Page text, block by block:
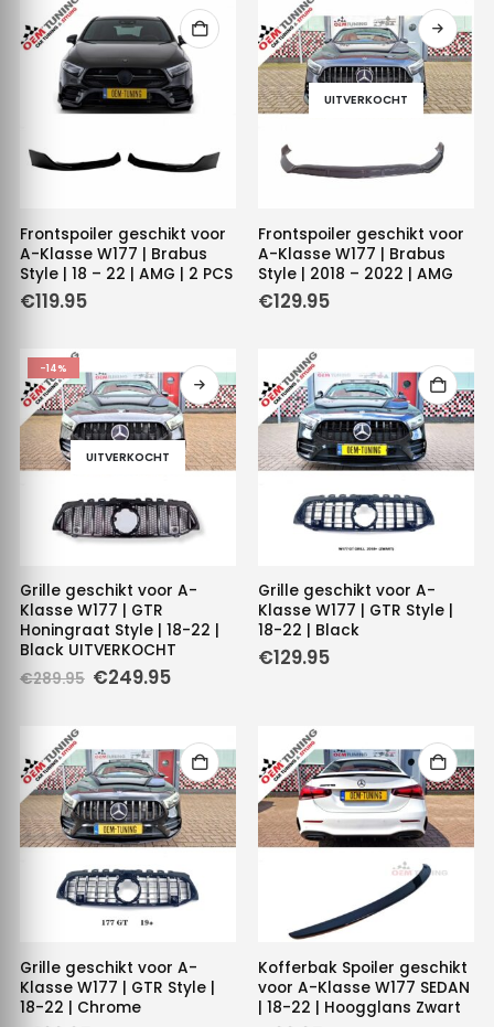
Frontspoiler geschikt voor
A-Klasse W177 | Brabus
Style | 18 – 22 | AMG | 2 PCS
€119.95
UITVERKOCHT
Frontspoiler geschikt voor
A-Klasse W177 | Brabus
Style | 2018 – 2022 | AMG
€129.95
-14%
UITVERKOCHT
Grille geschikt voor A-
Klasse W177 | GTR
Honingraat Style | 18-22 |
Black UITVERKOCHT
€289.95 Oorspronkelijke
€249.95Huidige
Grille geschikt voor A-
Klasse W177 | GTR Style |
18-22 | Black
€129.95
Grille geschikt voor A-
Klasse W177 | GTR Style |
18-22 | Chrome
Kofferbak Spoiler geschikt
voor A-Klasse W177 SEDAN
| 18-22 | Hoogglans Zwart